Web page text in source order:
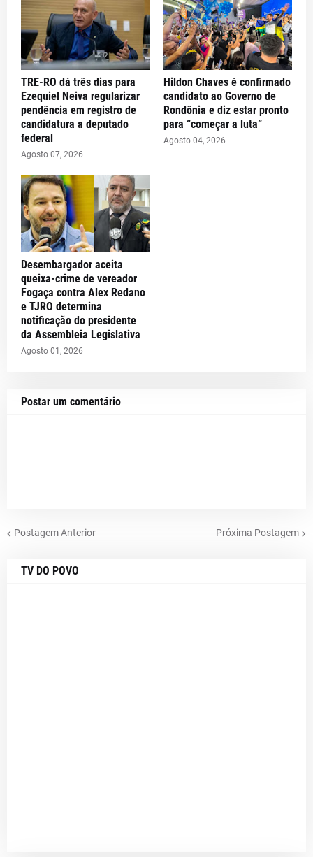
TRE-RO dá três dias para
Ezequiel Neiva regularizar
pendência em registro de
candidatura a deputado
federal
Agosto 07, 2026
Hildon Chaves é confirmado
candidato ao Governo de
Rondônia e diz estar pronto
para “começar a luta”
Agosto 04, 2026
Desembargador aceita
queixa-crime de vereador
Fogaça contra Alex Redano
e TJRO determina
notificação do presidente
da Assembleia Legislativa
Agosto 01, 2026
Postar um comentário
Postagem Anterior Próxima Postagem
TV DO POVO